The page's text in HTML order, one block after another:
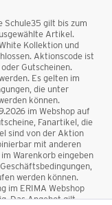
gilt bis zum
Artikel.
Kollektion und
Aktionscode ist
Gutscheinen.
Es gelten im
die unter
können.
im Webshop auf
Fanartikel, die
sind von der Aktion
mit anderen
Warenkorb eingeben
werden können.
im ERIMA Webshop
Das Angebot gilt